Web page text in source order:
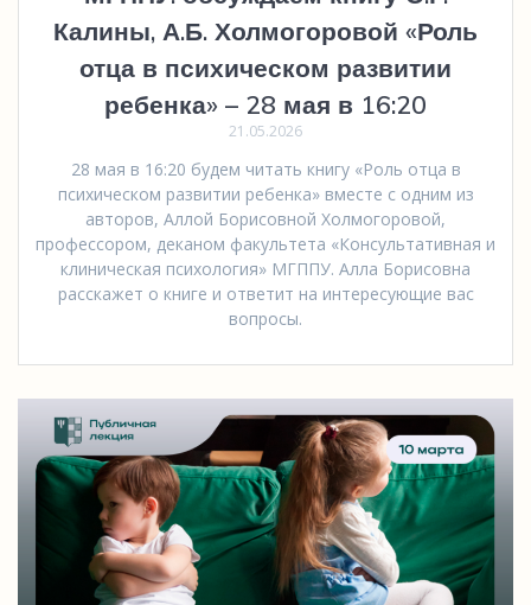
Калины, А.Б. Холмогоровой «Роль
отца в психическом развитии
ребенка» – 28 мая в 16:20
21.05.2026
28 мая в 16:20 будем читать книгу «Роль отца в
психическом развитии ребенка» вместе с одним из
авторов, Аллой Борисовной Холмогоровой,
профессором, деканом факультета «Консультативная и
клиническая психология» МГППУ. Алла Борисовна
расскажет о книге и ответит на интересующие вас
вопросы.